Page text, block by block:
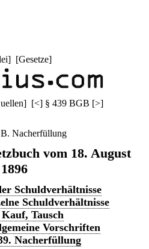
] [Gesetze]
] [<] § 439 BGB [>]
Nacherfüllung
vom 18. August
1896
Schuldverhältnisse
Schuldverhältnisse
Tausch
Vorschriften
Nacherfüllung